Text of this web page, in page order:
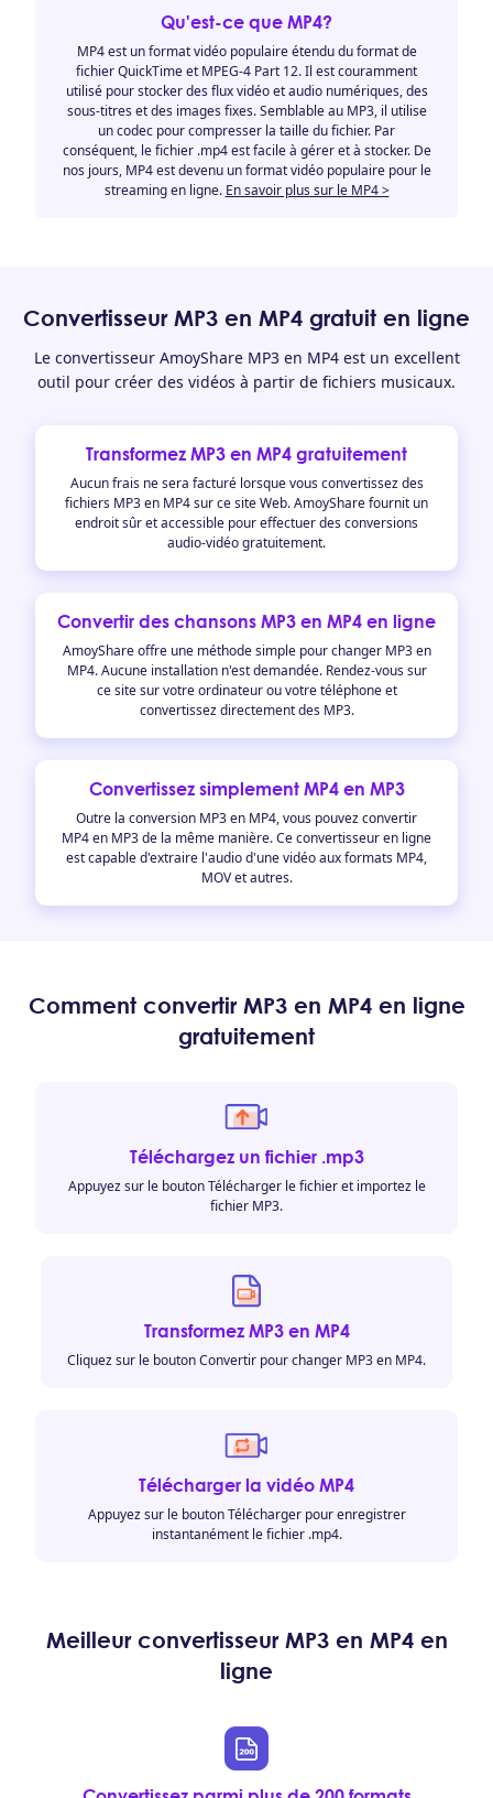
Qu'est-ce que MP4?
MP4 est un format vidéo populaire étendu du format de
fichier QuickTime et MPEG-4 Part 12. Il est couramment
utilisé pour stocker des flux vidéo et audio numériques, des
sous-titres et des images fixes. Semblable au MP3, il utilise
un codec pour compresser la taille du fichier. Par
conséquent, le fichier .mp4 est facile à gérer et à stocker. De
nos jours, MP4 est devenu un format vidéo populaire pour le
streaming en ligne. En savoir plus sur le MP4 >
Convertisseur MP3 en MP4 gratuit en ligne
Le convertisseur AmoyShare MP3 en MP4 est un excellent
outil pour créer des vidéos à partir de fichiers musicaux.
Transformez MP3 en MP4 gratuitement
Aucun frais ne sera facturé lorsque vous convertissez des
fichiers MP3 en MP4 sur ce site Web. AmoyShare fournit un
endroit sûr et accessible pour effectuer des conversions
audio-vidéo gratuitement.
Convertir des chansons MP3 en MP4 en ligne
AmoyShare offre une méthode simple pour changer MP3 en
MP4. Aucune installation n'est demandée. Rendez-vous sur
ce site sur votre ordinateur ou votre téléphone et
convertissez directement des MP3.
Convertissez simplement MP4 en MP3
Outre la conversion MP3 en MP4, vous pouvez convertir
MP4 en MP3 de la même manière. Ce convertisseur en ligne
est capable d'extraire l'audio d'une vidéo aux formats MP4,
MOV et autres.
Comment convertir MP3 en MP4 en ligne
gratuitement
Téléchargez un fichier .mp3
Appuyez sur le bouton Télécharger le fichier et importez le
fichier MP3.
Transformez MP3 en MP4
Cliquez sur le bouton Convertir pour changer MP3 en MP4.
Télécharger la vidéo MP4
Appuyez sur le bouton Télécharger pour enregistrer
instantanément le fichier .mp4.
Meilleur convertisseur MP3 en MP4 en
ligne